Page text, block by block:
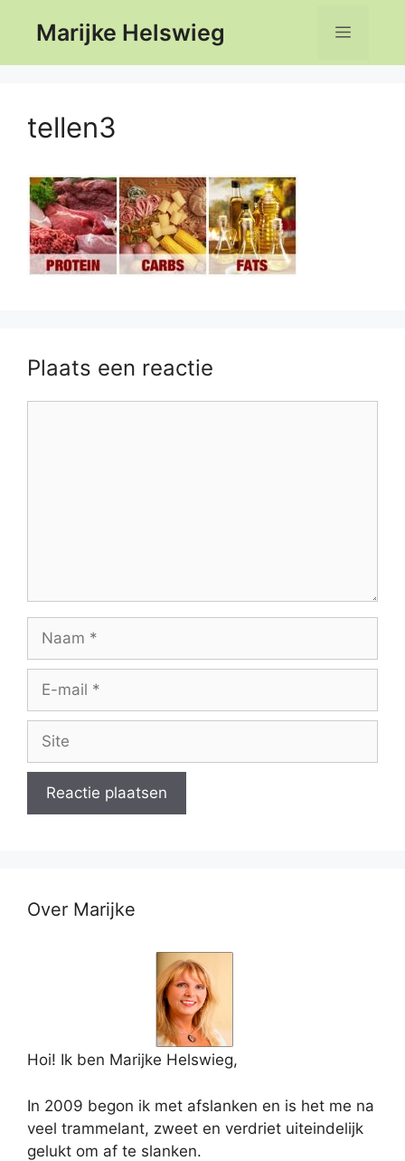
Marijke Helswieg Menu
tellen3
Plaats een reactie
Naam
Site
Over Marijke
Hoi! Ik ben Marijke Helswieg,
In 2009 begon ik met afslanken en is het me na
veel trammelant, zweet en verdriet uiteindelijk
gelukt om af te slanken.